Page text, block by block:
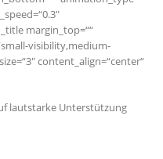
margin_top=““
visibility,medium-
content_align=“center“
lautstarke Unterstützung